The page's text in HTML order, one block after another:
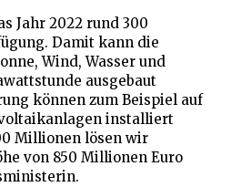
Jahr 2022 rund 300
Damit kann die
Wind, Wasser und
ausgebaut
können zum Beispiel auf
installiert
Millionen lösen wir
von 850 Millionen Euro